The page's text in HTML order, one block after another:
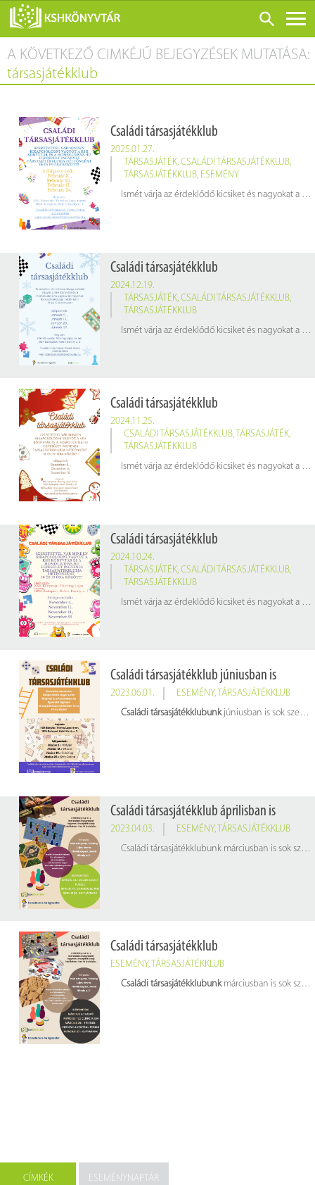
ONLINE KATALÓGUS
RÓLUNK
SZOLGÁLTATÁSOK
KONFERENCIÁK
ADATBÁZISOK
A KÖVETKEZŐ CIMKÉJŰ BEJEGYZÉSEK MUTATÁSA:
társasjátékklub
Családi társasjátékklub
2025.01.27.
TÁRSASJÁTÉK, CSALÁDI TÁRSASJÁTÉKKLUB,
TÁRSASJÁTÉKKLUB, ESEMÉNY
Ismét várja az érdeklődő kicsiket és nagyokat a KSH Könyvtár és a homoludens.hu Egyesület közös rendezésű családi társasjátékklubja hétfőnként 16 és 19 óra között.
Családi társasjátékklub
2024.12.19.
TÁRSASJÁTÉK, CSALÁDI TÁRSASJÁTÉKKLUB,
TÁRSASJÁTÉKKLUB
Ismét várja az érdeklődő kicsiket és nagyokat a KSH Könyvtár és a homoludens.hu Egyesület közös rendezésű családi társasjátékklubja hétfőnként 16 és 19 óra között.
Családi társasjátékklub
2024.11.25.
CSALÁDI TÁRSASJÁTÉKKLUB, TÁRSASJÁTÉK,
TÁRSASJÁTÉKKLUB
Ismét várja az érdeklődő kicsiket és nagyokat a KSH Könyvtár és a homoludens.hu Egyesület közös rendezésű családi társasjátékklubja hétfőnként 16 és 19 óra között.
Családi társasjátékklub
2024.10.24.
TÁRSASJÁTÉK, CSALÁDI TÁRSASJÁTÉKKLUB,
TÁRSASJÁTÉKKLUB
Ismét várja az érdeklődő kicsiket és nagyokat a KSH Könyvtár és a homoludens.hu Egyesület közös rendezésű családi társasjátékklubja hétfőnként 16 és 19 óra között.
Családi társasjátékklub júniusban is
2023.06.01. ESEMÉNY,TÁRSASJÁTÉKKLUB
Családi társasjátékklubunkjúniusban is sok szeretettel várja a kikapcsolódni vágyókat hétfőnként 16.00 és 19.00 óra között! A KSH Könyvtár és a homoludens.hu Egyesület közös rendezésű társasjátékklubja ingyenes minden érdeklődő számára!
Családi társasjátékklub áprilisban is
2023.04.03. ESEMÉNY,TÁRSASJÁTÉKKLUB
Családi társasjátékklubunk márciusban is sok szeretettel várja a kikapcsolódni vágyókat hétfőnként 16.00 és 19.00 óra között!
Családi társasjátékklub
ESEMÉNY, TÁRSASJÁTÉKKLUB
Családi társasjátékklubunkmárciusban is sok szeretettel várja a kikapcsolódni vágyókat hétfőnként 16.00 és 19.00 óra között!
CÍMKÉK ESEMÉNYNAPTÁR